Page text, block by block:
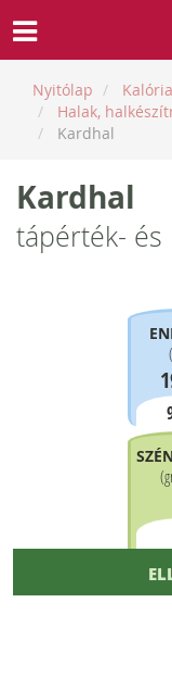
Nyitólap
Halak,
Kardhal
Kardhal
tápérték- és
(
(